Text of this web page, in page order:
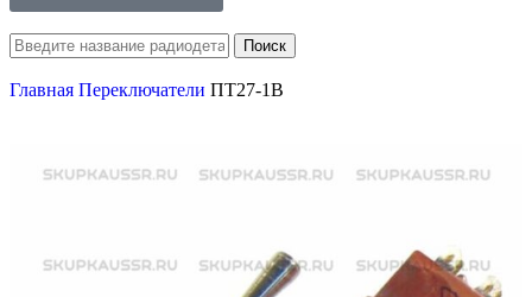
Поиск
Главная Переключатели ПТ27-1В